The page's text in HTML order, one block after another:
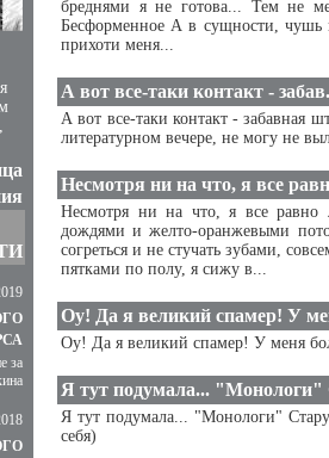
за
бреднями я не готова... Тем не
Бесформенное А в сущности, чушь
прихоти меня...
А вот все-таки контакт -
А вот все-таки контакт - забавная
литературном вечере, не могу не
Несмотря ни на что, я все
Несмотря ни на что, я все
дождями и желто-оранжевыми
согреться и не стучать зубами,
пятками по полу, я сижу в...
Оу! Да я великий спамер! У
Оу! Да я великий спамер! У меня
Я тут подумала... "Монологи"
Я тут подумала... "Монологи"
себя)